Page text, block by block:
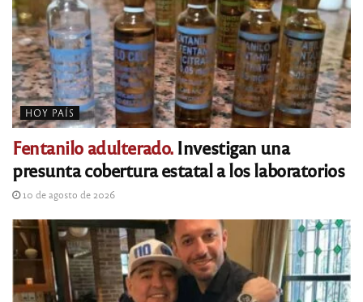
HOY PAÍS
Fentanilo adulterado.Investigan una
presunta cobertura estatal a los laboratorios
10 de agosto de 2026